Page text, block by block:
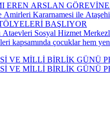
EREN ARSLAN
Kararnamesi ile
BAŞLIYOR
Ataevleri Sosyal Hizmet
kapsamında çocuklar hem
VE MİLLİ BİRLİK GÜNÜ
VE MİLLİ BİRLİK GÜNÜ